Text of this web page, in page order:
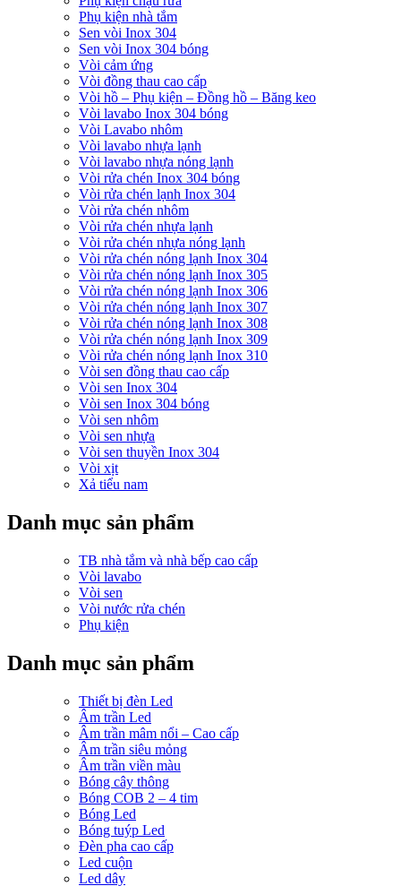
Phụ kiện nhà tắm
Sen vòi Inox 304
Sen vòi Inox 304 bóng
Vòi cảm ứng
Vòi đồng thau cao cấp
Vòi hồ – Phụ kiện – Đồng hồ – Băng keo
Vòi lavabo Inox 304 bóng
Vòi Lavabo nhôm
Vòi lavabo nhựa lạnh
Vòi lavabo nhựa nóng lạnh
Vòi rửa chén Inox 304 bóng
Vòi rửa chén lạnh Inox 304
Vòi rửa chén nhôm
Vòi rửa chén nhựa lạnh
Vòi rửa chén nhựa nóng lạnh
Vòi rửa chén nóng lạnh Inox 304
Vòi rửa chén nóng lạnh Inox 305
Vòi rửa chén nóng lạnh Inox 306
Vòi rửa chén nóng lạnh Inox 307
Vòi rửa chén nóng lạnh Inox 308
Vòi rửa chén nóng lạnh Inox 309
Vòi rửa chén nóng lạnh Inox 310
Vòi sen đồng thau cao cấp
Vòi sen Inox 304
Vòi sen Inox 304 bóng
Vòi sen nhôm
Vòi sen nhựa
Vòi sen thuyền Inox 304
Vòi xịt
Xả tiểu nam
Danh mục sản phẩm
TB nhà tắm và nhà bếp cao cấp
Vòi lavabo
Vòi sen
Vòi nước rửa chén
Phụ kiện
Danh mục sản phẩm
Thiết bị đèn Led
Âm trần Led
Âm trần mâm nổi – Cao cấp
Âm trần siêu mỏng
Âm trần viền màu
Bóng cây thông
Bóng COB 2 – 4 tim
Bóng Led
Bóng tuýp Led
Đèn pha cao cấp
Led cuộn
Led dây